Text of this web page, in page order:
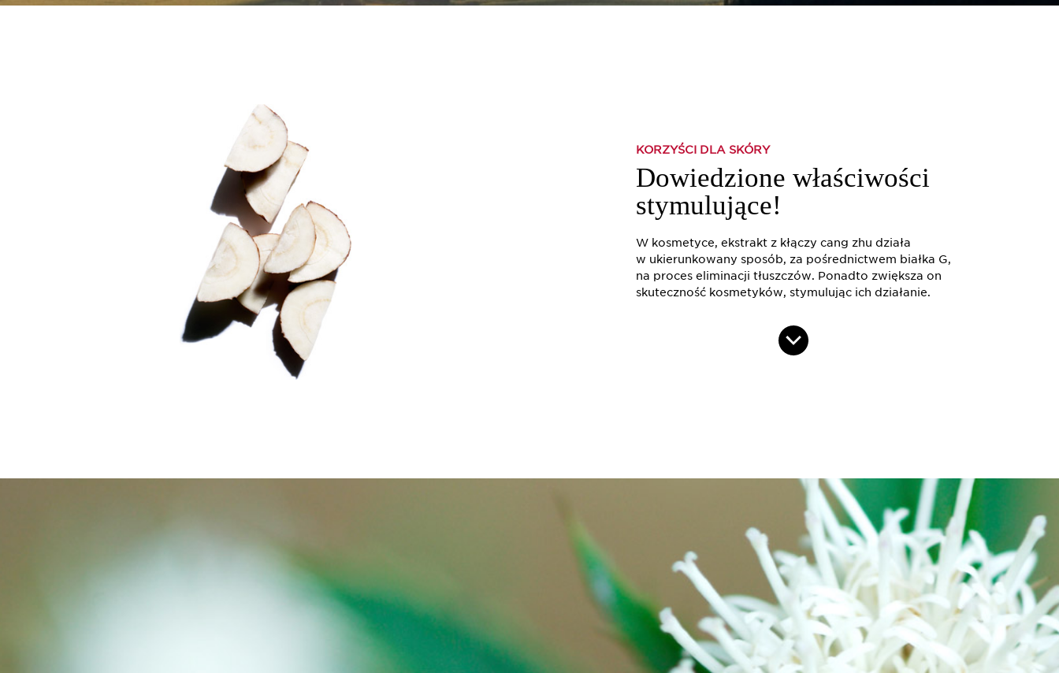
KORZYŚCI DLA SKÓRY
Dowiedzione właściwości
stymulujące!
W kosmetyce, ekstrakt z kłączy cang zhu działa
w ukierunkowany sposób, za pośrednictwem białka G,
na proces eliminacji tłuszczów. Ponadto zwiększa on
skuteczność kosmetyków, stymulując ich działanie.